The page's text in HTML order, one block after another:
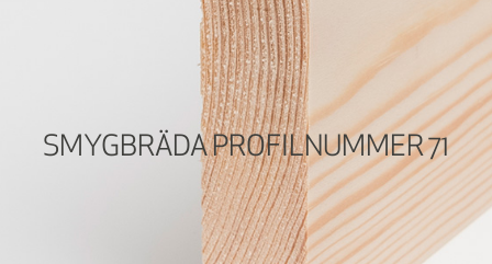
SMYGBRÄDA PROFILNUMMER 71